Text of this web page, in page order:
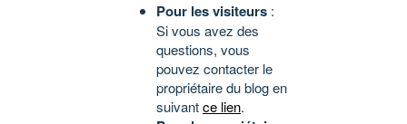
Pour les visiteurs :
Si vous avez des
questions, vous
pouvez contacter le
propriétaire du blog en
suivantce lien.